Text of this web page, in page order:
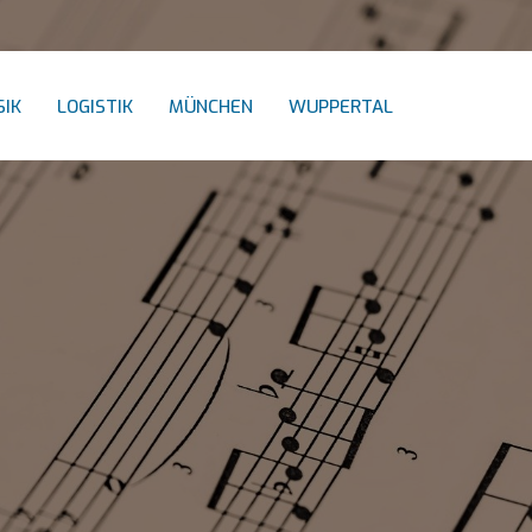
LOGISTIK MÜNCHEN WUPPERTAL